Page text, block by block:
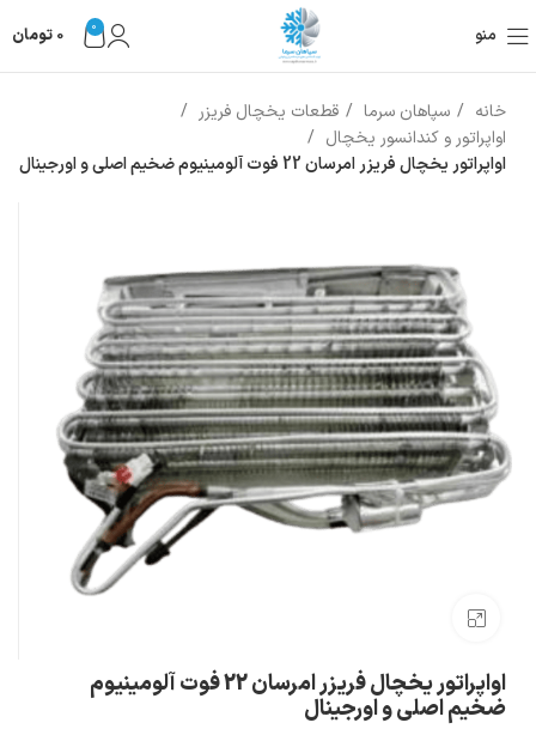
منو 0
0 تومان
خانه سپاهان سرما
قطعات یخچال فریزر
اواپراتور و کندانسور یخچال
اواپراتور یخچال فریزر امرسان 22 فوت آلومینیوم ضخیم اصلی و اورجینال
اواپراتور یخچال فریزر امرسان 22 فوت آلومینیوم
ضخیم اصلی و اورجینال